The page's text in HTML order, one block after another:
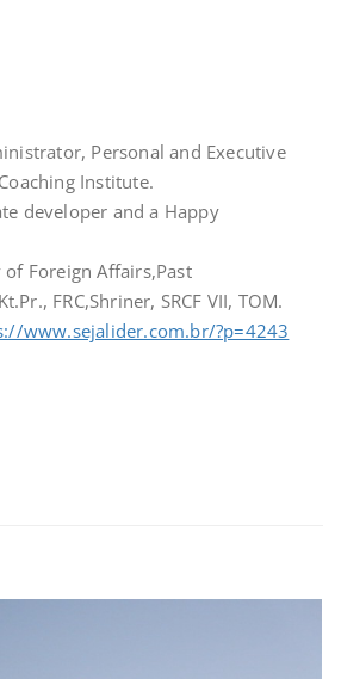
Personal and Executive
Institute.
developer and a Happy
of Foreign Affairs,Past
FRC,Shriner, SRCF VII, TOM.
www.sejalider.com.br/?p=4243